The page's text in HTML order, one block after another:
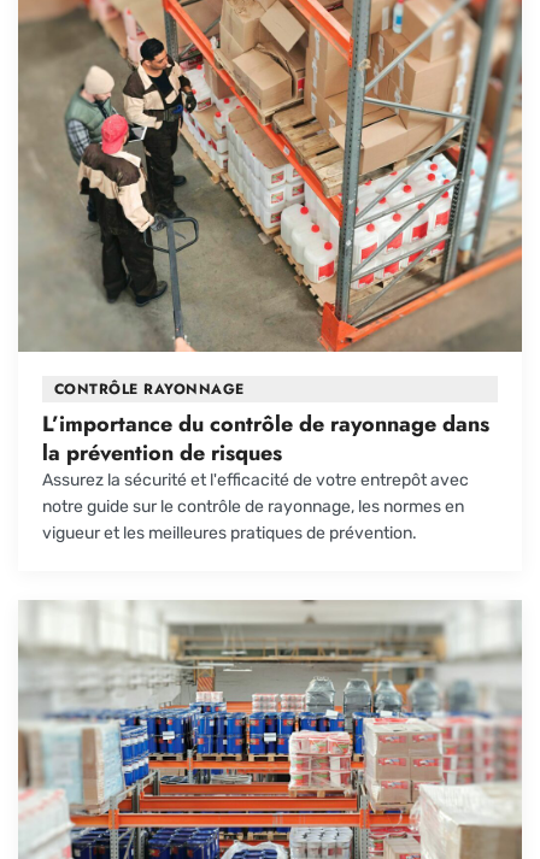
CONTRÔLE RAYONNAGE
L’importance du contrôle de rayonnage dans
la prévention de risques
Assurez la sécurité et l'efficacité de votre entrepôt avec
notre guide sur le contrôle de rayonnage, les normes en
vigueur et les meilleures pratiques de prévention.